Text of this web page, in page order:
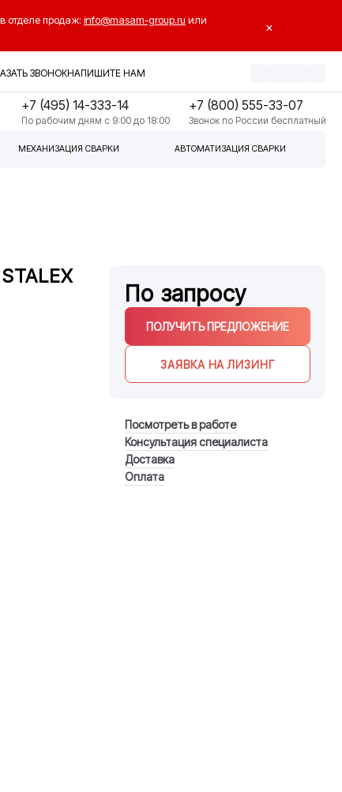
отделе продаж: info@masam-group.ru или
×
ЗВОНОКНАПИШИТЕ НАМ
+7 (495) 14-333-14
По рабочим дням с 9:00 до 18:00
+7 (800) 555-33-07
Звонок по России бесплатный
МЕХАНИЗАЦИЯ СВАРКИ АВТОМАТИЗАЦИЯ СВАРКИ
По запросу
ПОЛУЧИТЬ ПРЕДЛОЖЕНИЕ
ЗАЯВКА НА ЛИЗИНГ
Посмотреть в работе
Консультация специалиста
Доставка
Оплата